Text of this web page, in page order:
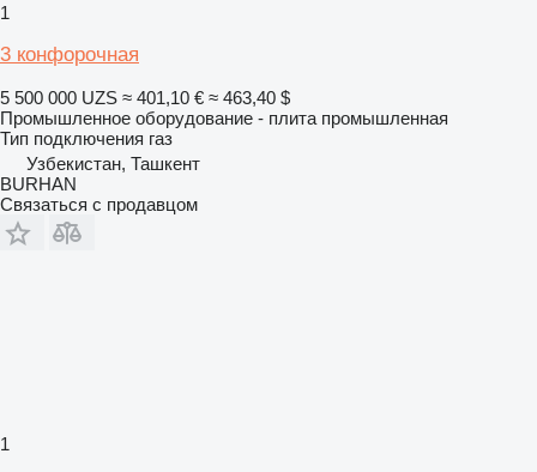
1
3 конфорочная
5 500 000 UZS ≈ 401,10 € ≈ 463,40 $
Промышленное оборудование - плита промышленная
Тип подключения газ
Узбекистан, Ташкент
BURHAN
Связаться с продавцом
1